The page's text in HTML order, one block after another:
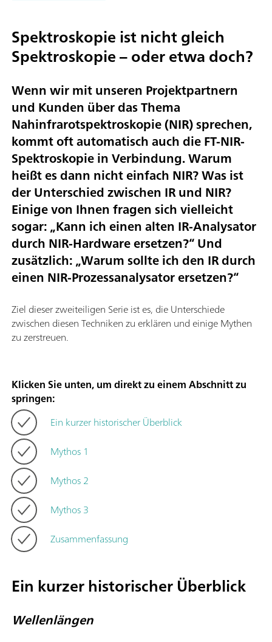
Spektroskopie ist nicht gleich
Spektroskopie – oder etwa doch?
Wenn wir mit unseren Projektpartnern
und Kunden über das Thema
Nahinfrarotspektroskopie (NIR) sprechen,
kommt oft automatisch auch die FT-NIR-
Spektroskopie in Verbindung. Warum
heißt es dann nicht einfach NIR? Was ist
der Unterschied zwischen IR und NIR?
Einige von Ihnen fragen sich vielleicht
sogar: „Kann ich einen alten IR-Analysator
durch NIR-Hardware ersetzen?“ Und
zusätzlich: „Warum sollte ich den IR durch
einen NIR-Prozessanalysator ersetzen?“
Ziel dieser zweiteiligen Serie ist es, die Unterschiede
zwischen diesen Techniken zu erklären und einige Mythen
zu zerstreuen.
Klicken Sie unten, um direkt zu einem Abschnitt zu
springen:
Ein kurzer historischer Überblick
Mythos 1
Mythos 2
Mythos 3
Zusammenfassung
Ein kurzer historischer Überblick
Wellenlängen